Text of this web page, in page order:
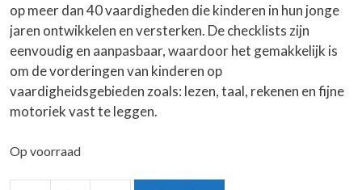
op meer dan 40 vaardigheden die kinderen in hun jonge
jaren ontwikkelen en versterken. De checklists zijn
eenvoudig en aanpasbaar, waardoor het gemakkelijk is
om de vorderingen van kinderen op
vaardigheidsgebieden zoals: lezen, taal, rekenen en fijne
motoriek vast te leggen.
Op voorraad